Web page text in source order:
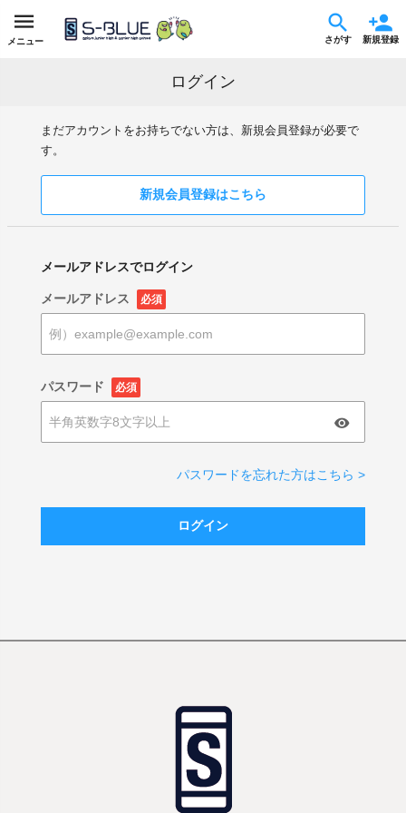
メニュー さがす 新規登録
ログイン
まだアカウントをお持ちでない方は、新規会員登録が必要で
す。
新規会員登録はこちら
メールアドレスでログイン
メールアドレス 必須
パスワード 必須
パスワードを忘れた方はこちら >
ログイン